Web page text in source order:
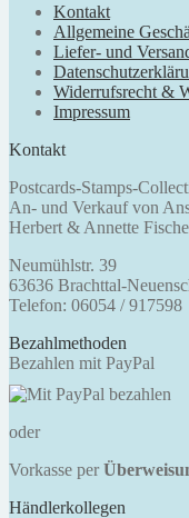
Kontakt
Allgemeine
Liefer- und
Widerrufsrecht &
Impressum
Kontakt
Postcards-Stamps-
An- und Verkauf von
Herbert & Annette
Neumühlstr. 39
63636 Brachttal-
Telefon: 06054 / 917598
Bezahlmethoden
Bezahlen mit PayPal
oder
Vorkasse per
Händlerkollegen